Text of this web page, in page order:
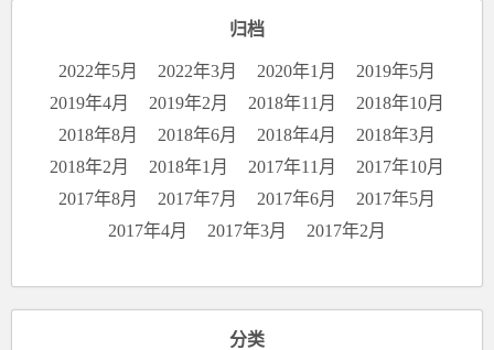
归档
2022年5月 2022年3月 2020年1月
2019年5月
2019年4月
2019年2月 2018年11月
2018年10月
2018年8月
2018年6月 2018年4月
2018年3月
2018年2月
2018年1月 2017年11月
2017年10月
2017年8月
2017年7月 2017年6月
2017年5月
2017年4月
2017年3月 2017年2月
分类